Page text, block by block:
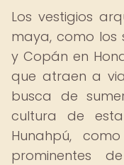
Los vestigios
maya, como los
y Copán en
que atraen a
busca de
cultura de esta
Hunahpú,
prominentes